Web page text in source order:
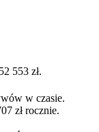
553 zł.
w czasie.
zł rocznie.